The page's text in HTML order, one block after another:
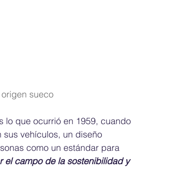
sueco
lo que ocurrió en 1959, cuando
vehículos, un diseño
como un estándar para
el campo de la sostenibilidad y